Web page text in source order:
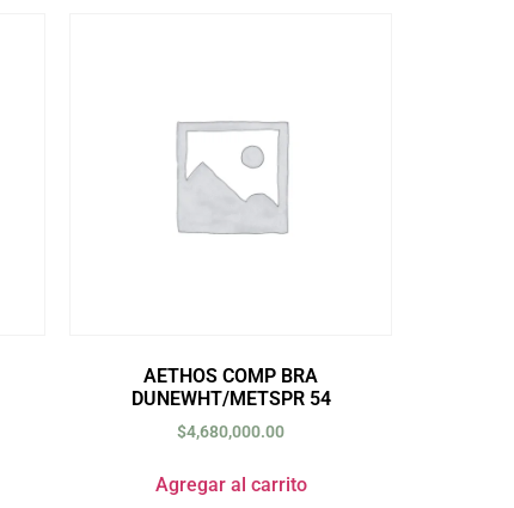
AETHOS COMP BRA
DUNEWHT/METSPR 54
$4,680,000.00
Agregar al carrito